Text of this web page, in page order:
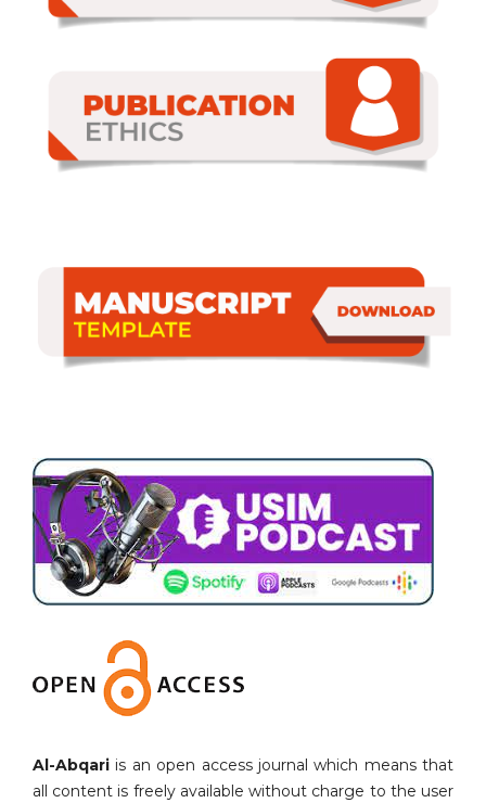
Al-Abqari is an open access journal which means that
all content is freely available without charge to the user